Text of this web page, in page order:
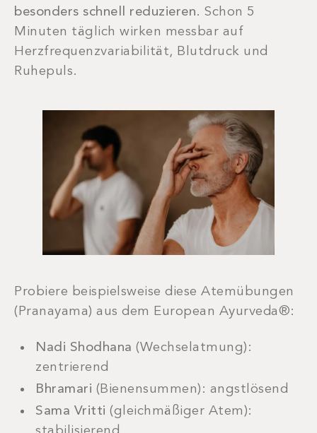
besonders schnell reduzieren. Schon 5
Minuten täglich wirken messbar auf
Herzfrequenzvariabilität, Blutdruck und
Ruhepuls.
Probiere beispielsweise diese Atemübungen
(Pranayama) aus dem European Ayurveda®:
Nadi Shodhana (Wechselatmung):
zentrierend
Bhramari (Bienensummen): angstlösend
Sama Vritti (gleichmäßiger Atem):